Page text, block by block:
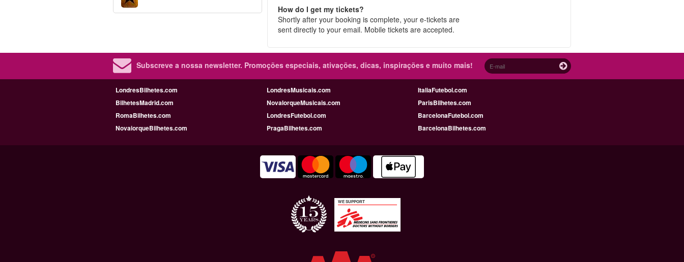
How do I get my tickets?
Shortly after your booking is complete, your e-tickets are
sent directly to your email. Mobile tickets are accepted.
Subscreve a nossa newsletter. Promoções especiais, ativações, dicas, inspirações e muito mais!
LondresBilhetes.com LondresMusicais.com
ItaliaFutebol.com
BilhetesMadrid.com
NovaIorqueMusicais.com
ParisBilhetes.com
RomaBilhetes.com
LondresFutebol.com
BarcelonaFutebol.com
NovaiorqueBilhetes.com
PragaBilhetes.com BarcelonaBilhetes.com
WE SUPPORT